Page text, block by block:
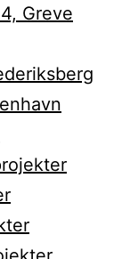
Greve